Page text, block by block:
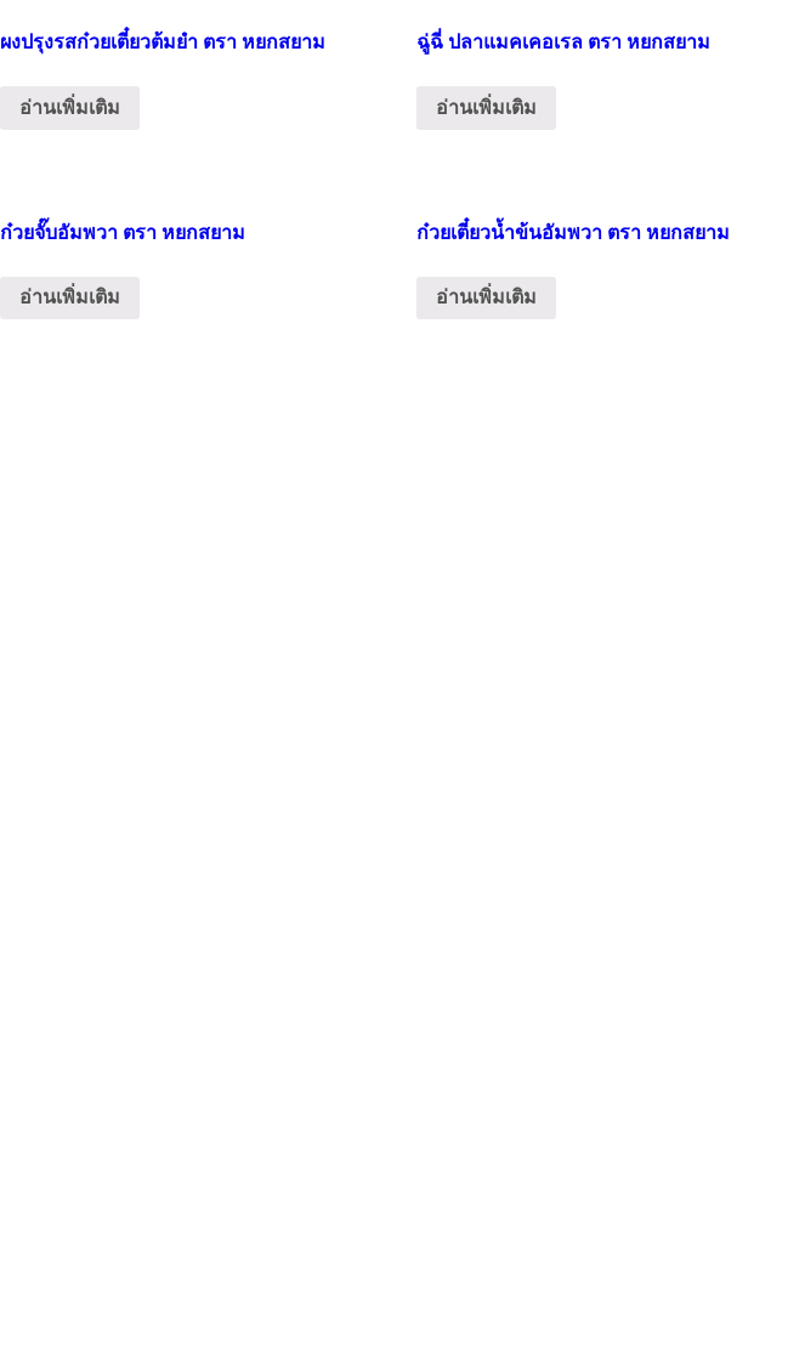
ผงปรุงรสก๋วยเตี๋ยวต้มยำ ตรา หยกสยาม
อ่านเพิ่มเติม
ฉู่ฉี่ ปลาแมคเคอเรล ตรา หยกสยาม
อ่านเพิ่มเติม
ก๋วยจั๊บอัมพวา ตรา หยกสยาม
อ่านเพิ่มเติม
ก๋วยเตี๋ยวน้ำข้นอัมพวา ตรา หยกสยาม
อ่านเพิ่มเติม